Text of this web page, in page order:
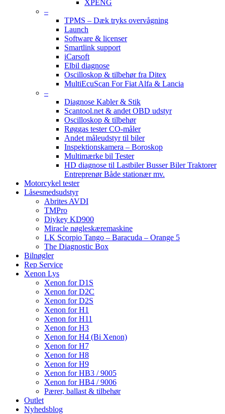
XPENG
–
TPMS – Dæk tryks overvågning
Launch
Software & licenser
Smartlink support
iCarsoft
Elbil diagnose
Oscilloskop & tilbehør fra Ditex
MultiEcuScan For Fiat Alfa & Lancia
–
Diagnose Kabler & Stik
Scantool.net & andet OBD udstyr
Oscilloskop & tilbehør
Røggas tester CO-måler
Andet måleudstyr til biler
Inspektionskamera – Boroskop
Multimærke bil Tester
HD diagnose til Lastbiler Busser Biler Traktorer
Entreprenør Både stationær mv.
Motorcykel tester
Låsesmedsudstyr
Abrites AVDI
TMPro
Diykey KD900
Miracle nøgleskæremaskine
LK Scorpio Tango – Baracuda – Orange 5
The Diagnostic Box
Bilnøgler
Rep Service
Xenon Lys
Xenon for D1S
Xenon for D2C
Xenon for D2S
Xenon for H1
Xenon for H11
Xenon for H3
Xenon for H4 (Bi Xenon)
Xenon for H7
Xenon for H8
Xenon for H9
Xenon for HB3 / 9005
Xenon for HB4 / 9006
Pærer, ballast & tilbehør
Outlet
Nyhedsblog